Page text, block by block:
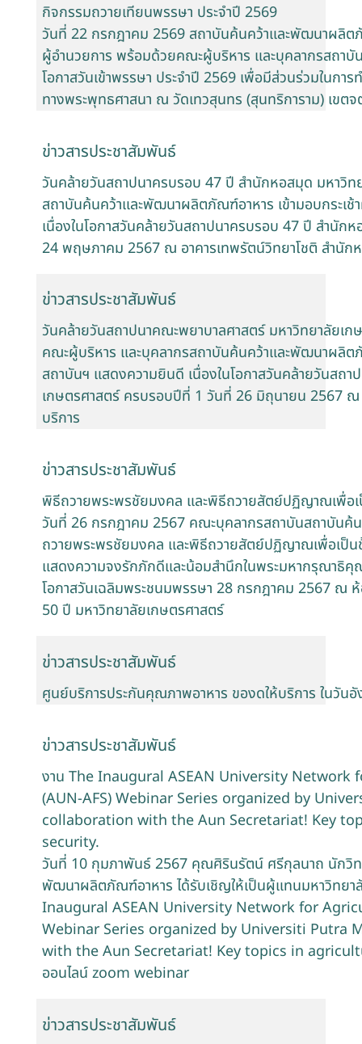
กิจกรรมถวายเทียนพรรษา ประจำปี 2569
วันที่ 22 กรกฎาคม 2569 สถาบันค้นคว้าและพัฒนาผลิต
ผู้อำนวยการ พร้อมด้วยคณะผู้บริหาร และบุคลากรสถาบั
โอกาสวันเข้าพรรษา ประจำปี 2569 เพื่อมีส่วนร่วมในก
ทางพระพุทธศาสนา ณ วัดเทวสุนทร (สุนทริการาม) เขต
ข่าวสารประชาสัมพันธ์
วันคล้ายวันสถาปนาครบรอบ 47 ปี สำนักหอสมุด มหาวิท
สถาบันค้นคว้าและพัฒนาผลิตภัณฑ์อาหาร เข้ามอบกระ
เนื่องในโอกาสวันคล้ายวันสถาปนาครบรอบ 47 ปี สำนั
24 พฤษภาคม 2567 ณ อาคารเทพรัตน์วิทยาโชติ สำนัก
ข่าวสารประชาสัมพันธ์
วันคล้ายวันสถาปนาคณะพยาบาลศาสตร์ มหาวิทยาลัยเ
คณะผู้บริหาร และบุคลากรสถาบันค้นคว้าและพัฒนาผลิต
สถาบันฯ แสดงความยินดี เนื่องในโอกาสวันคล้ายวันสถ
เกษตรศาสตร์ ครบรอบปีที่ 1 วันที่ 26 มิถุนายน 2567
บริการ
ข่าวสารประชาสัมพันธ์
พิธีถวายพระพรชัยมงคล และพิธีถวายสัตย์ปฏิญาณเพื่อ
วันที่ 26 กรกฎาคม 2567 คณะบุคลากรสถาบันสถาบัน
ถวายพระพรชัยมงคล และพิธีถวายสัตย์ปฏิญาณเพื่อเป็
แสดงความจงรักภักดีและน้อมสำนึกในพระมหากรุณาธิคุ
โอกาสวันเฉลิมพระชนมพรรษา 28 กรกฎาคม 2567 ณ ห้
50 ปี มหาวิทยาลัยเกษตรศาสตร์
ข่าวสารประชาสัมพันธ์
ศูนย์บริการประกันคุณภาพอาหาร ของดให้บริการ ในวัน
ข่าวสารประชาสัมพันธ์
งาน The Inaugural ASEAN University
(AUN-AFS) Webinar Series organized by
collaboration with the Aun Secretariat! Key
security.
วันที่ 10 กุมภาพันธ์ 2567 คุณศิรินรัตน์ ศรีกุลนาถ นักวิท
พัฒนาผลิตภัณฑ์อาหาร ได้รับเชิญให้เป็นผู้แทนมหาวิทยา
Inaugural ASEAN University Network for
Webinar Series organized by Universiti Putra
with the Aun Secretariat! Key topics in
ออนไลน์ zoom webinar
ข่าวสารประชาสัมพันธ์